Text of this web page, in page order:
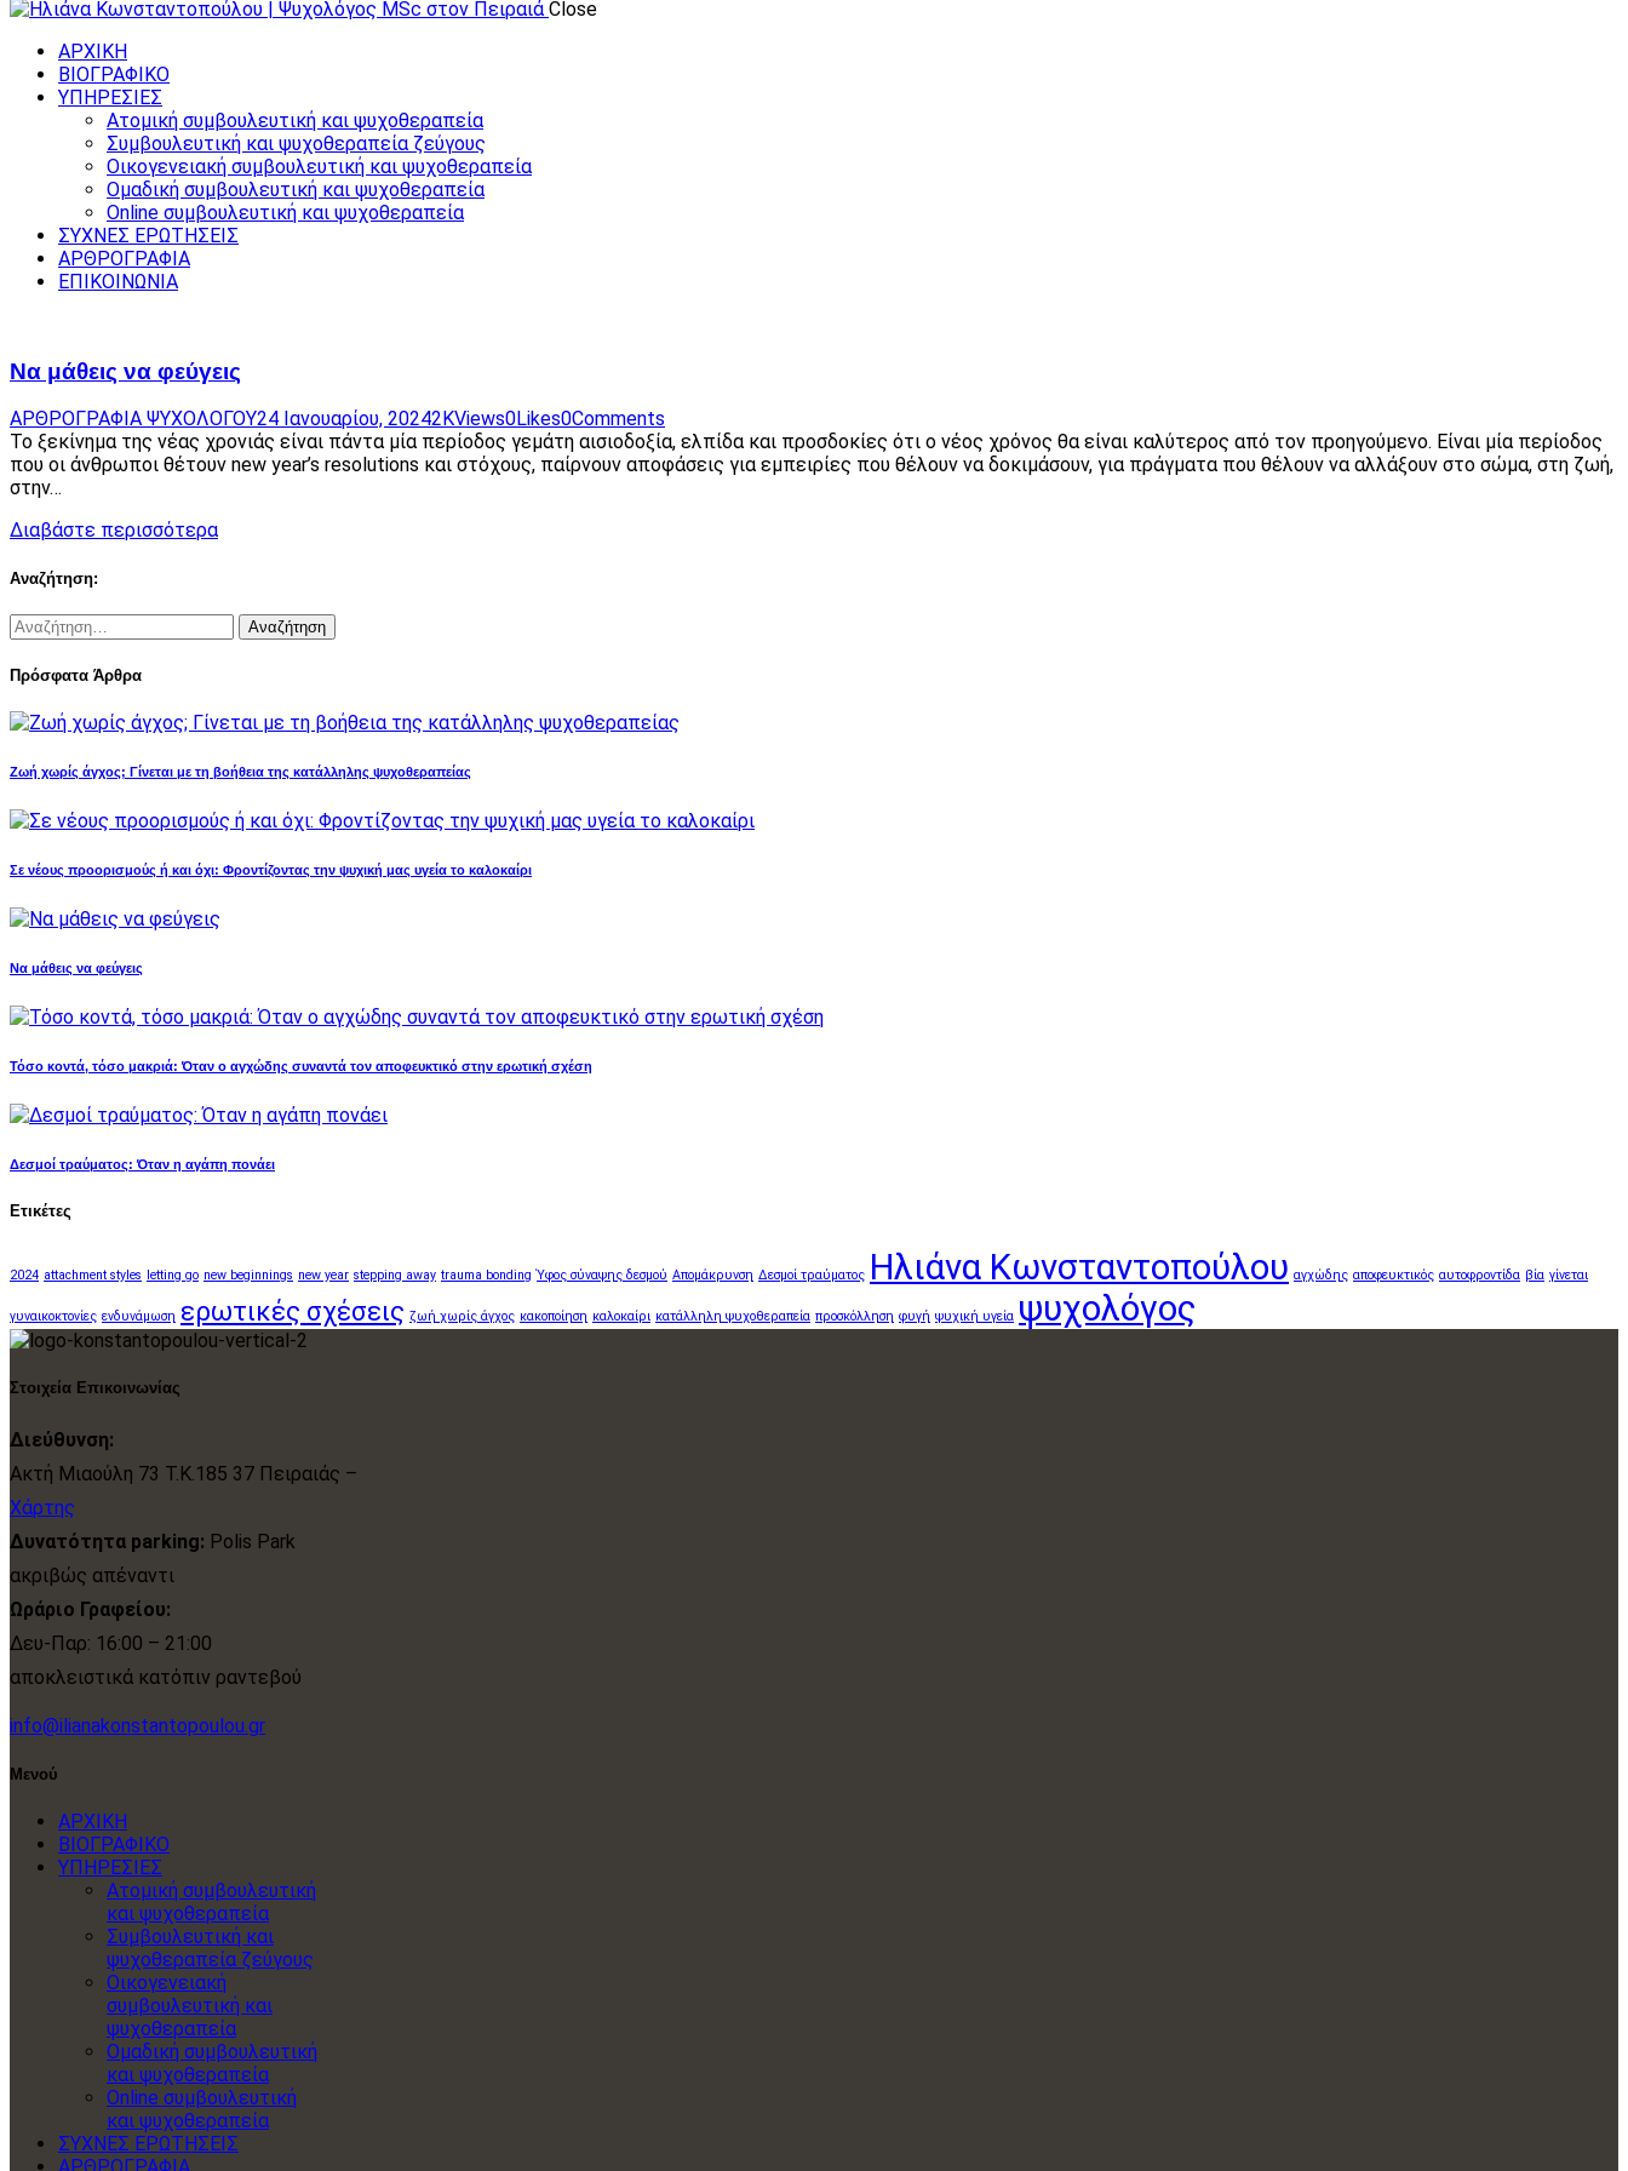
Close
ΑΡΧΙΚΗ
ΒΙΟΓΡΑΦΙΚΟ
ΥΠΗΡΕΣΙΕΣ
Ατομική συμβουλευτική και ψυχοθεραπεία
Συμβουλευτική και ψυχοθεραπεία ζεύγους
Οικογενειακή συμβουλευτική και ψυχοθεραπεία
Ομαδική συμβουλευτική και ψυχοθεραπεία
Online συμβουλευτική και ψυχοθεραπεία
ΣΥΧΝΕΣ ΕΡΩΤΗΣΕΙΣ
ΑΡΘΡΟΓΡΑΦΙΑ
ΕΠΙΚΟΙΝΩΝΙΑ
Να μάθεις να φεύγεις
ΑΡΘΡΟΓΡΑΦΙΑ ΨΥΧΟΛΟΓΟΥ24 Ιανουαρίου, 20242KViews0Likes0Comments
Το ξεκίνημα της νέας χρονιάς είναι πάντα μία περίοδος γεμάτη αισιοδοξία, ελπίδα και προσδοκίες ότι ο νέος χρόνος θα είναι καλύτερος από τον προηγούμενο. Είναι μία περίοδος
που οι άνθρωποι θέτουν new year’s resolutions και στόχους, παίρνουν αποφάσεις για εμπειρίες που θέλουν να δοκιμάσουν, για πράγματα που θέλουν να αλλάξουν στο σώμα, στη ζωή,
στην…
Διαβάστε περισσότερα
Αναζήτηση:
Αναζήτηση
για:
Πρόσφατα Άρθρα
Ζωή χωρίς άγχος; Γίνεται με τη βοήθεια της κατάλληλης ψυχοθεραπείας
Σε νέους προορισμούς ή και όχι: Φροντίζοντας την ψυχική μας υγεία το καλοκαίρι
Να μάθεις να φεύγεις
Τόσο κοντά, τόσο μακριά: Όταν ο αγχώδης συναντά τον αποφευκτικό στην ερωτική σχέση
Δεσμοί τραύματος: Όταν η αγάπη πονάει
Ετικέτες
2024 attachment styles letting go new beginnings new year stepping away trauma bonding Ύφος σύναψης δεσμού Απομάκρυνση Δεσμοί τραύματος Ηλιάνα Κωνσταντοπούλου αγχώδης αποφευκτικός αυτοφροντίδα βία γίνεται
γυναικοκτονίες ενδυνάμωση ερωτικές σχέσεις ζωή χωρίς άγχος κακοποίηση καλοκαίρι κατάλληλη ψυχοθεραπεία προσκόλληση φυγή ψυχική υγεία ψυχολόγος
Στοιχεία Επικοινωνίας
Διεύθυνση:
Ακτή Μιαούλη 73 Τ.Κ.185 37 Πειραιάς –
Χάρτης
Δυνατότητα parking: Polis Park
ακριβώς απέναντι
Ωράριο Γραφείου:
Δευ-Παρ: 16:00 – 21:00
αποκλειστικά κατόπιν ραντεβού
info@ilianakonstantopoulou.gr
Μενού
ΑΡΧΙΚΗ
ΒΙΟΓΡΑΦΙΚΟ
ΥΠΗΡΕΣΙΕΣ
Ατομική συμβουλευτική
και ψυχοθεραπεία
Συμβουλευτική και
ψυχοθεραπεία ζεύγους
Οικογενειακή
συμβουλευτική και
ψυχοθεραπεία
Ομαδική συμβουλευτική
και ψυχοθεραπεία
Online συμβουλευτική
και ψυχοθεραπεία
ΣΥΧΝΕΣ ΕΡΩΤΗΣΕΙΣ
ΑΡΘΡΟΓΡΑΦΙΑ